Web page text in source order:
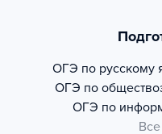
ОГЭ по русскому
ОГЭ по
ОГЭ по